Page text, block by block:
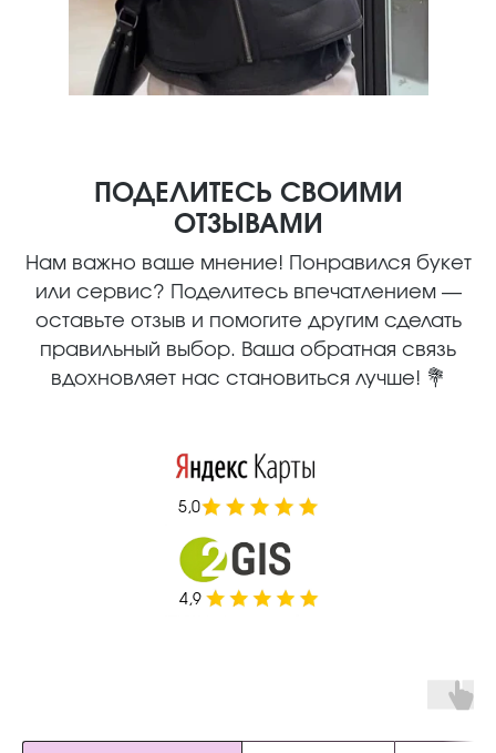
ПОДЕЛИТЕСЬ СВОИМИ
ОТЗЫВАМИ
Нам важно ваше мнение! Понравился букет
или сервис? Поделитесь впечатлением —
оставьте отзыв и помогите другим сделать
правильный выбор. Ваша обратная связь
вдохновляет нас становиться лучше! 💐
5,0
4,9